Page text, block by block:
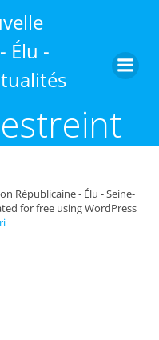
Élu -
Républicaine - Élu - Seine-
for free using WordPress